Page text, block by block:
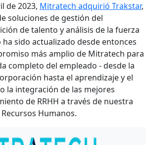
de 2023, Mitratech adquirió Trakstar,
soluciones de gestión del
de talento y análisis de la fuerza
sido actualizado desde entonces
más amplio de Mitratech para
completo del empleado - desde la
hasta el aprendizaje y el
la integración de las mejores
de RRHH a través de nuestra
Humanos.